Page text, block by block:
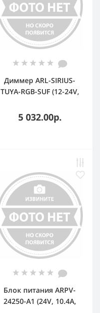
Диммер ARL-SIRIUS-
TUYA-RGB-SUF (12-24V,
Пластик, 3 года)
5 032.00р.
Блок питания ARPV-
24250-A1 (24V, 10.4A,